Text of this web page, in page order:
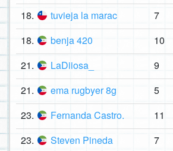
18. tuvieja la marac 7
18. benja 420 10
21. LaDiiosa_ 9
21. ema rugbyer 8g 5
23. Fernanda Castro. 11
23. Steven Pineda 7